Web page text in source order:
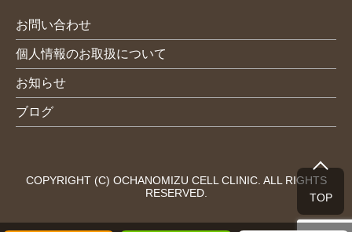
お問い合わせ
個人情報のお取扱について
お知らせ
ブログ
COPYRIGHT (C) OCHANOMIZU CELL CLINIC. ALL RIGHTS
RESERVED.
TOP